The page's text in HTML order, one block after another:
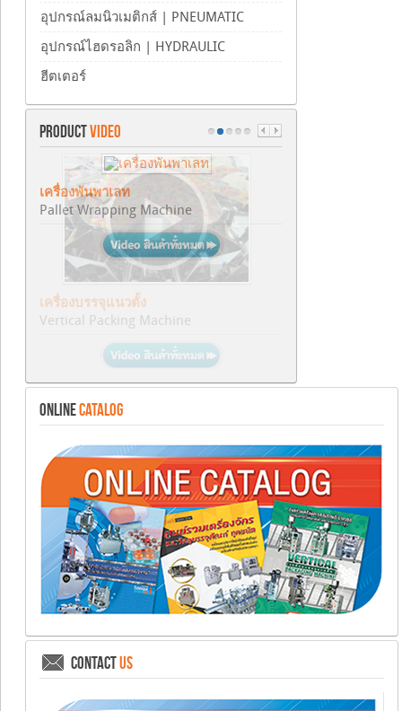
อุปกรณ์ลมนิวเมติกส์ | PNEUMATIC
อุปกรณ์ไฮดรอลิก | HYDRAULIC
ฮีตเตอร์
PRODUCTVIDEO
เครื่องพันพาเลท
Pallet Wrapping Machine
ONLINECATALOG
CONTACTUS